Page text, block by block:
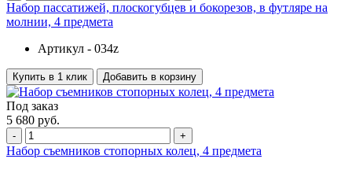
Набор пассатижей, плоскогубцев и бокорезов, в футляре на
молнии, 4 предмета
Артикул - 034z
Купить в 1 клик Добавить в корзину
Под заказ
5 680 руб.
- +
Набор съемников стопорных колец, 4 предмета